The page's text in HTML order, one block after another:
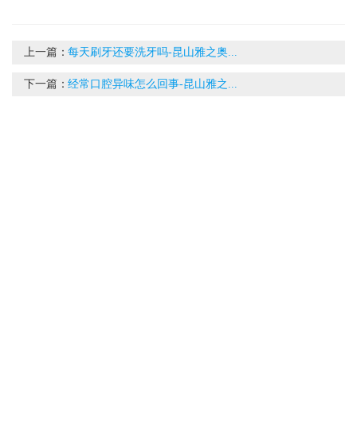
上一篇：每天刷牙还要洗牙吗-昆山雅之奥...
下一篇：经常口腔异味怎么回事-昆山雅之...